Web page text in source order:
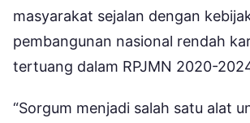
masyarakat sejalan dengan
pembangunan nasional rendah
tertuang dalam RPJMN 2020-
“Sorgum menjadi salah satu alat